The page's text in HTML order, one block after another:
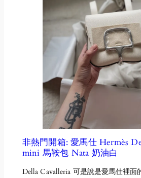
非熱門開箱: 愛馬仕 Hermès
mini 馬鞍包 Nata 奶油白
Della Cavalleria 可是說是愛馬仕裡面